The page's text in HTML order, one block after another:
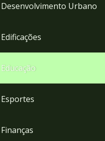
Desenvolvimento Urbano
Edificações
Educação
Esportes
Finanças